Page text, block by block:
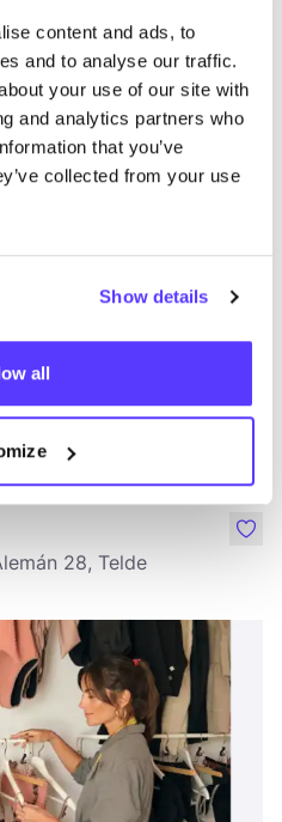
content and ads, to
and to analyse our traffic.
your use of our site with
and analytics partners who
that you’ve
collected from your use
Show details
all
Webshop
Fumero 1, Arona
Webshop
28, Telde
like